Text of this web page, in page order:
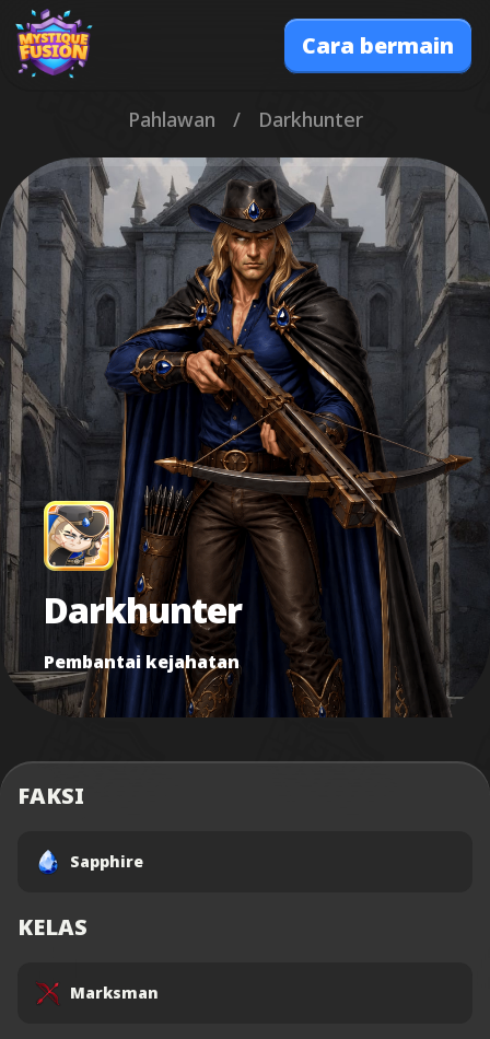
Cara bermain
Pahlawan / Darkhunter
Darkhunter
Pembantai kejahatan
FAKSI
Sapphire
KELAS
Marksman